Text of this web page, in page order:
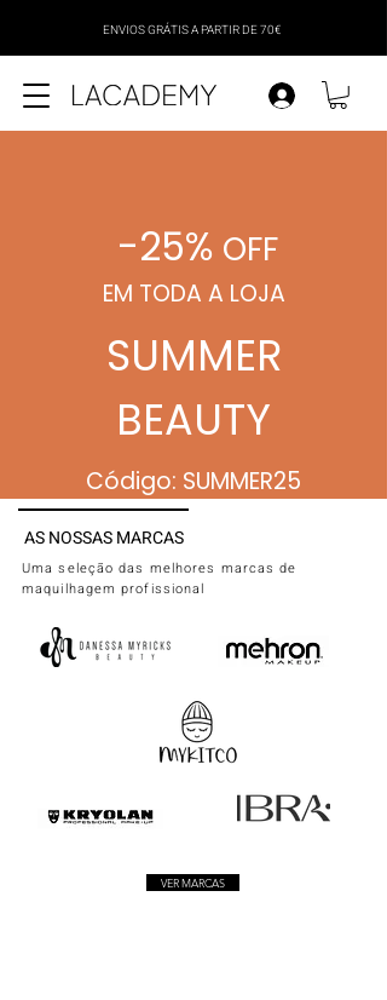
ENVIOS GRÁTIS A PARTIR DE 70€
-25% OFF
EM TODA A LOJA
SUMMER
BEAUTY
Código: SUMMER25
AS NOSSAS MARCAS
Uma seleção das melhores marcas de
maquilhagem profissional
VER MARCAS